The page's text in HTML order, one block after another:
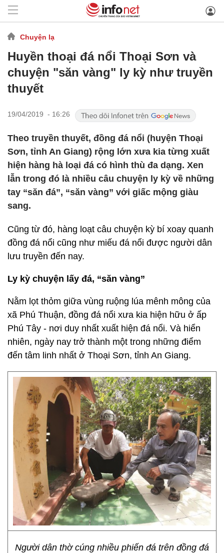
Chuyện lạ
Huyền thoại đá nổi Thoại Sơn và
chuyện "săn vàng" ly kỳ như truyền
thuyết
19/04/2019 - 16:26
Theo truyền thuyết, đồng đá nổi (huyện Thoại
Sơn, tỉnh An Giang) rộng lớn xưa kia từng xuất
hiện hàng hà loại đá có hình thù đa dạng. Xen
lẫn trong đó là nhiều câu chuyện ly kỳ về những
tay “săn đá”, “săn vàng” với giấc mộng giàu
sang.
Cũng từ đó, hàng loạt câu chuyện kỳ bí xoay quanh
đồng đá nổi cũng như miếu đá nổi được người dân
lưu truyền đến nay.
Ly kỳ chuyện lấy đá, “săn vàng”
Nằm lọt thỏm giữa vùng ruộng lúa mênh mông của
xã Phú Thuận, đồng đá nổi xưa kia hiện hữu ở ấp
Phú Tây - nơi duy nhất xuất hiện đá nổi. Và hiển
nhiên, ngày nay trở thành một trong những điểm
đến tâm linh nhất ở Thoại Sơn, tỉnh An Giang.
Người dân thờ cúng nhiều phiến đá trên đồng đá